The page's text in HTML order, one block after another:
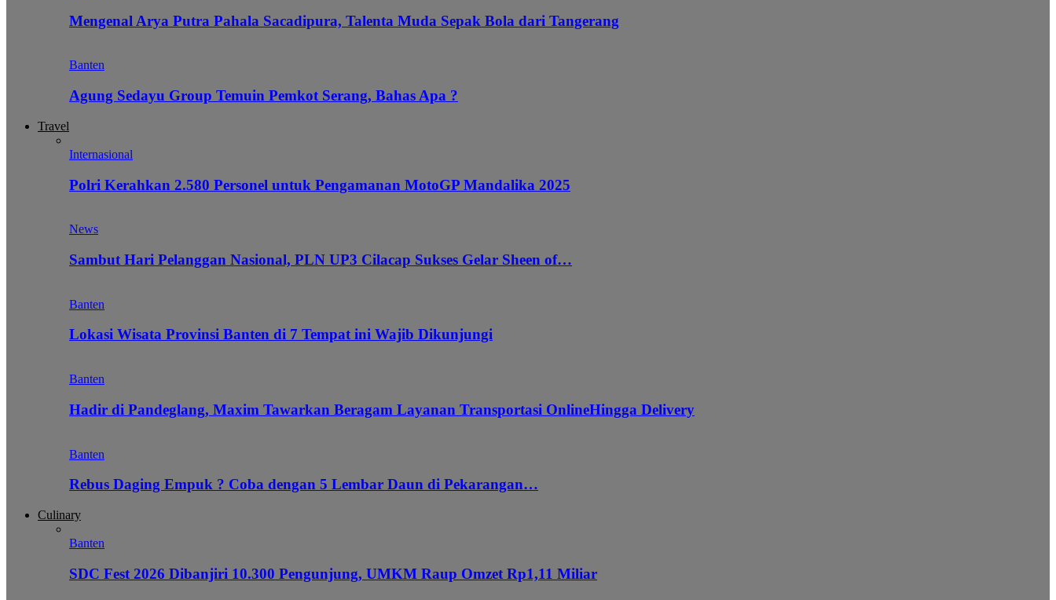
Mengenal Arya Putra Pahala Sacadipura, Talenta Muda Sepak Bola dari Tangerang
Banten
Agung Sedayu Group Temuin Pemkot Serang, Bahas Apa ?
Travel
Internasional
Polri Kerahkan 2.580 Personel untuk Pengamanan MotoGP Mandalika 2025
News
Sambut Hari Pelanggan Nasional, PLN UP3 Cilacap Sukses Gelar Sheen of…
Banten
Lokasi Wisata Provinsi Banten di 7 Tempat ini Wajib Dikunjungi
Banten
Hadir di Pandeglang, Maxim Tawarkan Beragam Layanan Transportasi OnlineHingga Delivery
Banten
Rebus Daging Empuk ? Coba dengan 5 Lembar Daun di Pekarangan…
Culinary
Banten
SDC Fest 2026 Dibanjiri 10.300 Pengunjung, UMKM Raup Omzet Rp1,11 Miliar